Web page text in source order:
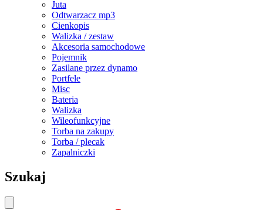
Juta
Odtwarzacz mp3
Cienkopis
Walizka / zestaw
Akcesoria samochodowe
Pojemnik
Zasilane przez dynamo
Portfele
Misc
Bateria
Walizka
Wileofunkcyjne
Torba na zakupy
Torba / plecak
Zapalniczki
Szukaj